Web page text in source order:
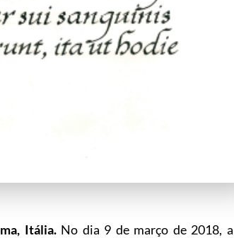
Itália. No dia 9 de março de 2018, a